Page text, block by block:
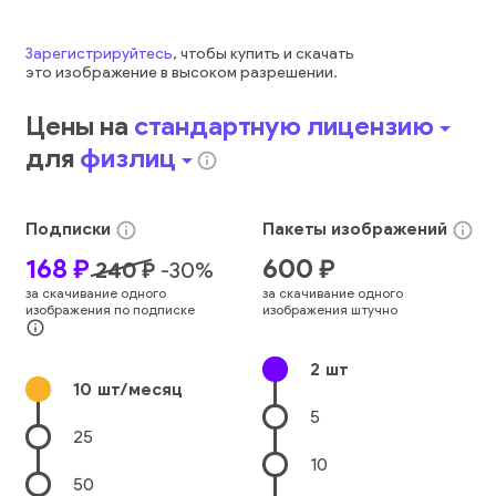
Зарегистрируйтесь, чтобы купить и скачать
это изображениев высоком разрешении.
Цены на стандартную лицензиюarrow_drop_down
для физлицarrow_drop_downinfo_outline
Подписки info_outline
168 ₽ 240₽ -30%
за скачивание одного
изображения по подписке
info_outline
10 шт/месяц
25
50
Пакеты изображений info_outline
600 ₽
за скачивание одного
изображения штучно
2 шт
5
10